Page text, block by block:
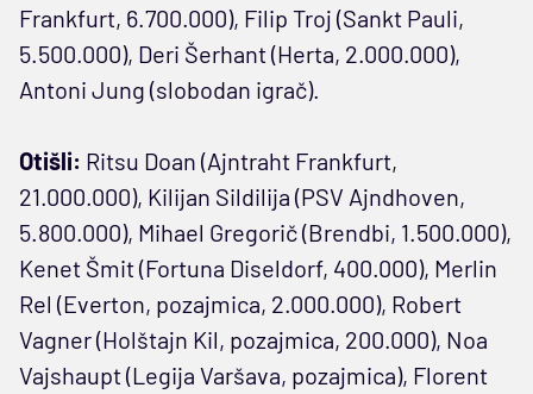
Frankfurt, 6.700.000), Filip Troj (Sankt Pauli,
5.500.000), Deri Šerhant (Herta, 2.000.000),
Antoni Jung (slobodan igrač).
Otišli: Ritsu Doan (Ajntraht Frankfurt,
21.000.000), Kilijan Sildilija (PSV Ajndhoven,
5.800.000), Mihael Gregorič (Brendbi, 1.500.000),
Kenet Šmit (Fortuna Diseldorf, 400.000), Merlin
Rel (Everton, pozajmica, 2.000.000), Robert
Vagner (Holštajn Kil, pozajmica, 200.000), Noa
Vajshaupt (Legija Varšava, pozajmica), Florent